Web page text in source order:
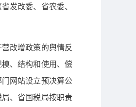
发改委、省农委、
改增政策的舆情反
、结构和使用、偿
网站设立预决算公
、省国税局按职责